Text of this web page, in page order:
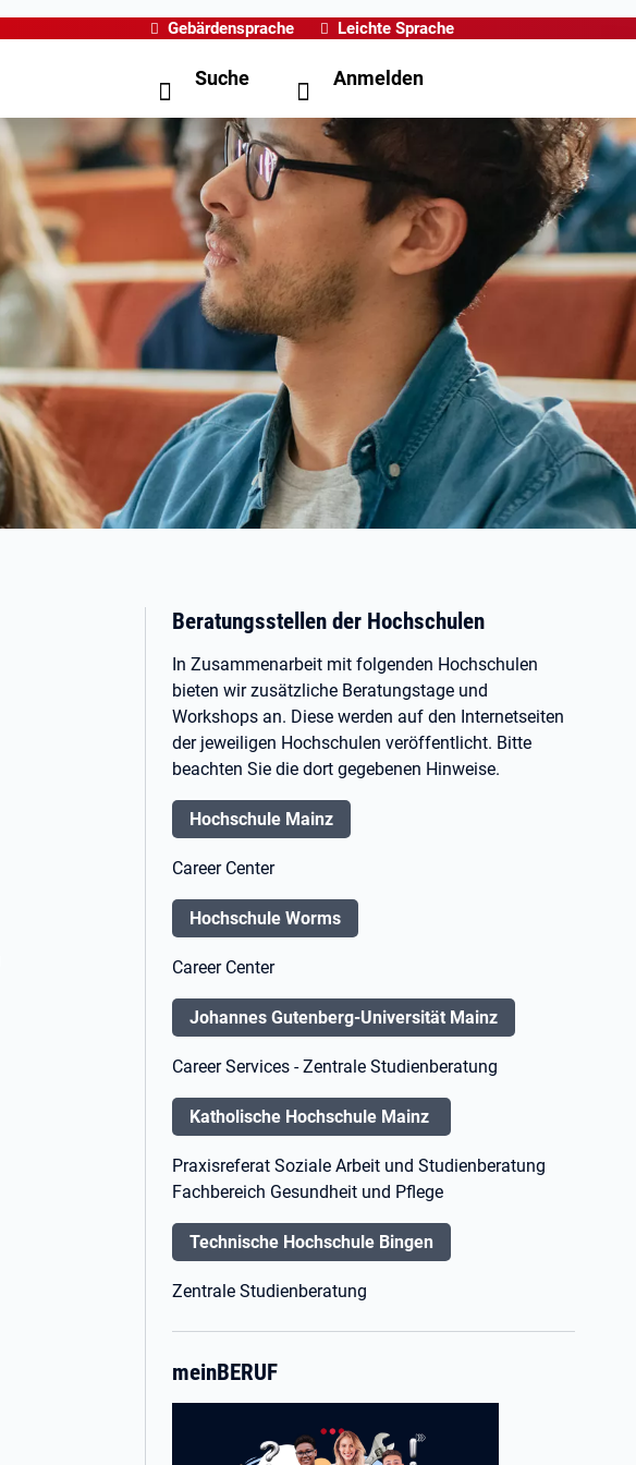
Gebärdensprache Leichte Sprache
Suche Anmelden
Beratungsstellen der Hochschulen
In Zusammenarbeit mit folgenden Hochschulen
bieten wir zusätzliche Beratungstage und
Workshops an. Diese werden auf den Internetseiten
der jeweiligen Hochschulen veröffentlicht. Bitte
beachten Sie die dort gegebenen Hinweise.
Hochschule Mainz
Career Center
Hochschule Worms
Career Center
Johannes Gutenberg-Universität Mainz
Career Services - Zentrale Studienberatung
Katholische Hochschule Mainz
Praxisreferat Soziale Arbeit und Studienberatung
Fachbereich Gesundheit und Pflege
Technische Hochschule Bingen
Zentrale Studienberatung
meinBERUF